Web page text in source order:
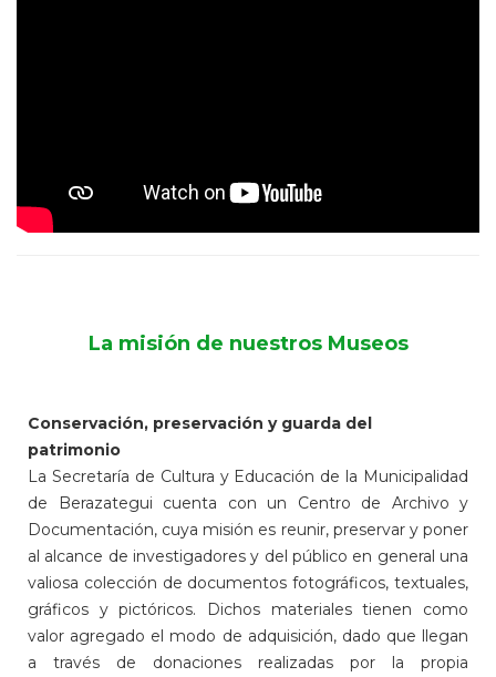
La misión de nuestros Museos
Conservación, preservación y guarda del
patrimonio
La Secretaría de Cultura y Educación de la Municipalidad
de Berazategui cuenta con un Centro de Archivo y
Documentación, cuya misión es reunir, preservar y poner
al alcance de investigadores y del público en general una
valiosa colección de documentos fotográficos, textuales,
gráficos y pictóricos. Dichos materiales tienen como
valor agregado el modo de adquisición, dado que llegan
a través de donaciones realizadas por la propia